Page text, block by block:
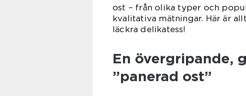
ost – från olika typer och
kvalitativa mätningar. Här är
läckra delikatess!
En övergripande,
”panerad ost”